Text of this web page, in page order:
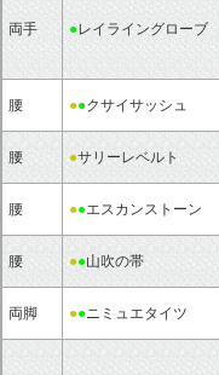
両手 ●レイライングローブ
腰 ●●クサイサッシュ
腰 ●サリーレベルト
腰 ●●エスカンストーン
腰 ●●山吹の帯
両脚 ●●ニミュエタイツ